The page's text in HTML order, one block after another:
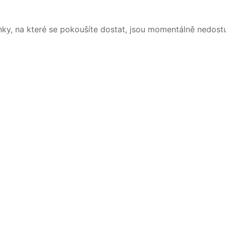
na které se pokoušíte dostat, jsou momentálně